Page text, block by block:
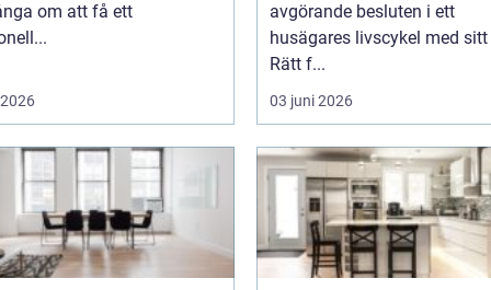
om att få ett
avgörande besluten i ett
husägares livscykel med
Rätt f...
03 juni 2026